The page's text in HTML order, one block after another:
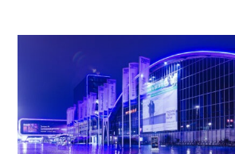
Europe
(ISE)